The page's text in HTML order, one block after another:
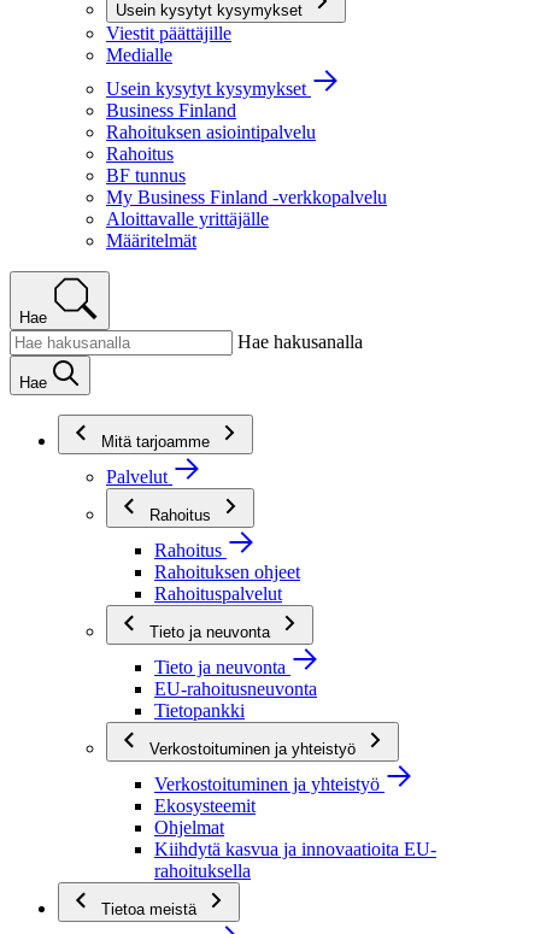
Usein kysytyt kysymykset
Viestit päättäjille
Medialle
Usein kysytyt kysymykset
Business Finland
Rahoituksen asiointipalvelu
Rahoitus
BF tunnus
My Business Finland -verkkopalvelu
Aloittavalle yrittäjälle
Määritelmät
Hae
Hae hakusanalla
Hae
Mitä tarjoamme
Palvelut
Rahoitus
Rahoitus
Rahoituksen ohjeet
Rahoituspalvelut
Tieto ja neuvonta
Tieto ja neuvonta
EU-rahoitusneuvonta
Tietopankki
Verkostoituminen ja yhteistyö
Verkostoituminen ja yhteistyö
Ekosysteemit
Ohjelmat
Kiihdytä kasvua ja innovaatioita EU-
rahoituksella
Tietoa meistä